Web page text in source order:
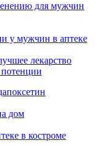
для мужчин
у мужчин в аптеке
лекарство
дом
в костроме